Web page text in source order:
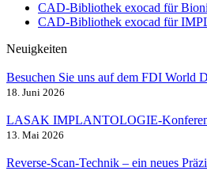
CAD-Bibliothek exocad für
CAD-Bibliothek exocad für
Neuigkeiten
Besuchen Sie uns auf dem FDI World
18. Juni 2026
LASAK IMPLANTOLOGIE-
13. Mai 2026
Reverse-Scan-Technik – ein neues